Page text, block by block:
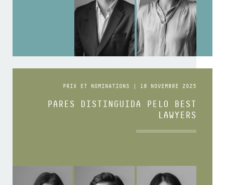
PRIX ET NOMINATIONS | 18 NOVEMBRE 2025
PARES DISTINGUIDA PELO BEST
LAWYERS